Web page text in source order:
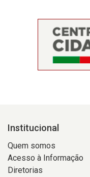
Institucional
Quem somos
Acesso à Informação
Diretorias